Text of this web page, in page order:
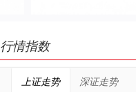
行情指数
上证走势 深证走势